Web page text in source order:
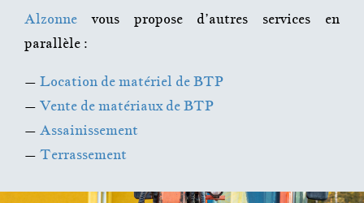
Alzonne
vous propose d’autres services en
parallèle :
– Location de matériel de BTP
– Vente de matériaux de BTP
– Assainissement
– Terrassement